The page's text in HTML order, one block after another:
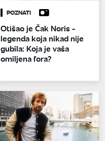
POZNATI
Otišao je Čak Noris -
legenda koja nikad nije
gubila: Koja je vaša
omiljena fora?